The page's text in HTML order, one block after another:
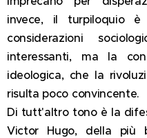
invece, il turpiloquio è
considerazioni
interessanti, ma la
ideologica, che la
risulta poco convincente.
Di tutt'altro tono è la
Victor Hugo, della più